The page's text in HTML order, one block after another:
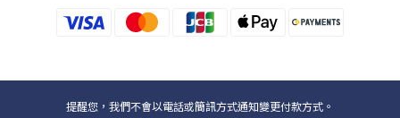
提醒您，我們不會以電話或簡訊方式通知變更付款方式。